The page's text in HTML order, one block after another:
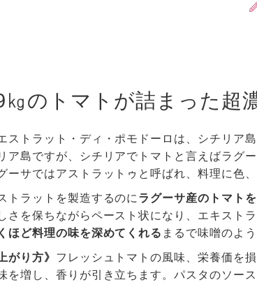
㎏のトマトが詰まった超
ストラット・ディ・ポモドーロは、シチリア
ア島ですが、シチリアでトマトと言えばラグ
ーサではアストラットゥと呼ばれ、料理に色
トラットを製造するのに ラグーサ産のトマト
さを保ちながらペースト状になり、エキスト
ほど料理の味を深めてくれる まるで味噌のよ
がり方》 フレッシュトマトの風味、栄養価を
を増し、香りが引き立ちます。パスタのソー